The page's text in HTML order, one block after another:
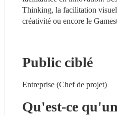
Thinking, la facilitation
créativité ou encore le
Public ciblé
Entreprise (Chef de projet)
Qu'est-ce